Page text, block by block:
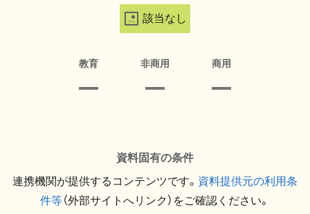
該当なし
教育 非商用 商用
資料固有の条件
連携機関が提供するコンテンツです。 資料提供元の利用条
件等（外部サイトへリンク）をご確認ください。